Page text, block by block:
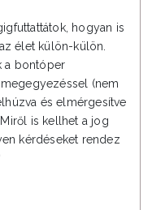
hogyan is
élet külön-külön.
a bontóper
(nem
és elmérgesítve
is kellhet a jog
kérdéseket rendez